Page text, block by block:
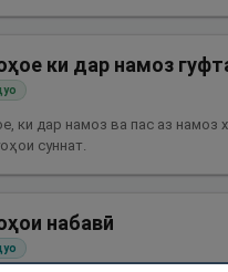
ки дар намоз
ки дар намоз ва пас аз намоз
суннат.
набавӣ